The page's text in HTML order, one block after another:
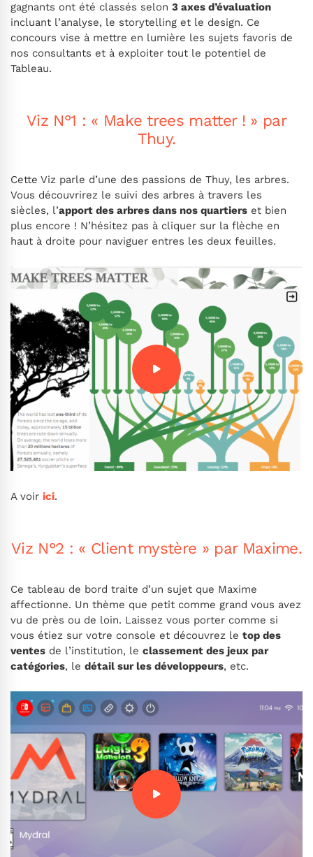
gagnants ont été classés selon 3 axes d’évaluation
incluant l’analyse, le storytelling et le design. Ce
concours vise à mettre en lumière les sujets favoris de
nos consultants et à exploiter tout le potentiel de
Tableau.
Viz N°1 : « Make trees matter ! » par
Thuy.
Cette Viz parle d’une des passions de Thuy, les arbres.
Vous découvrirez le suivi des arbres à travers les
siècles, l’apport des arbres dans nos quartiers et bien
plus encore ! N’hésitez pas à cliquer sur la flèche en
haut à droite pour naviguer entres les deux feuilles.
A voir ici.
Viz N°2 : « Client mystère » par Maxime.
Ce tableau de bord traite d’un sujet que Maxime
affectionne. Un thème que petit comme grand vous avez
vu de près ou de loin. Laissez vous porter comme si
vous étiez sur votre console et découvrez le top des
ventes de l’institution, le classement des jeux par
catégories, le détail sur les développeurs, etc.